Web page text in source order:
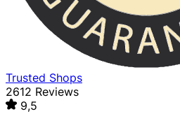
Trusted Shops
2612 Reviews
9,5